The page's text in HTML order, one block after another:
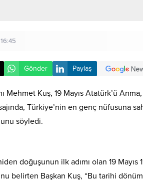
Gönder Paylaş
Mehmet Kuş, 19 Mayıs Atatürk’ü
Türkiye’nin en genç nüfusuna
söyledi.
doğuşunun ilk adımı olan 19
belirten Başkan Kuş, “Bu tarihi